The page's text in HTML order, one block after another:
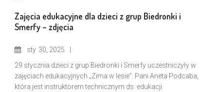
Zajęcia edukacyjne dla dzieci z grup Biedronki i
Smerfy – zdjęcia
sty 30, 2025
29 stycznia dzieci z grup Biedronki i Smerfy uczestniczyły w
zajęciach edukacyjnych „Zima w lesie”. Pani Aneta Podcaba,
która jest instruktorem technicznym ds. edukacji